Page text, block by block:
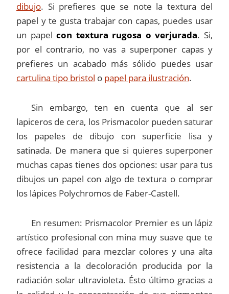
dibujo. Si prefieres que se note la textura del
papel y te gusta trabajar con capas, puedes usar
un papelcon textura rugosa o verjurada. Si,
por el contrario, no vas a superponer capas y
prefieres un acabado más sólido puedes usar
cartulina tipo bristol o papel para ilustración.
Sin embargo, ten en cuenta que al ser
lapiceros de cera, los Prismacolor pueden saturar
los papeles de dibujo con superficie lisa y
satinada. De manera que si quieres superponer
muchas capas tienes dos opciones: usar para tus
dibujos un papel con algo de textura o comprar
los lápices Polychromos de Faber-Castell.
En resumen: Prismacolor Premier es un lápiz
artístico profesional con mina muy suave que te
ofrece facilidad para mezclar colores y una alta
resistencia a la decoloración producida por la
radiación solar ultravioleta. Ésto último gracias a